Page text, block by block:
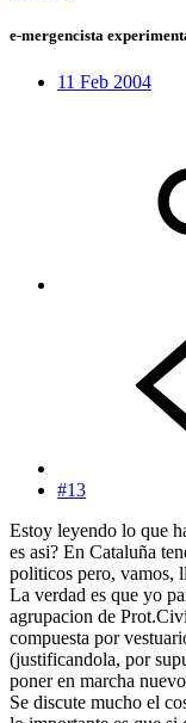
e-mergencista
11 Feb 2004
#13
Estoy leyendo lo que
es asi? En Cataluña
politicos pero, vamos,
La verdad es que yo
agrupacion de
compuesta por
(justificandola, por
poner en marcha
Se discute mucho el